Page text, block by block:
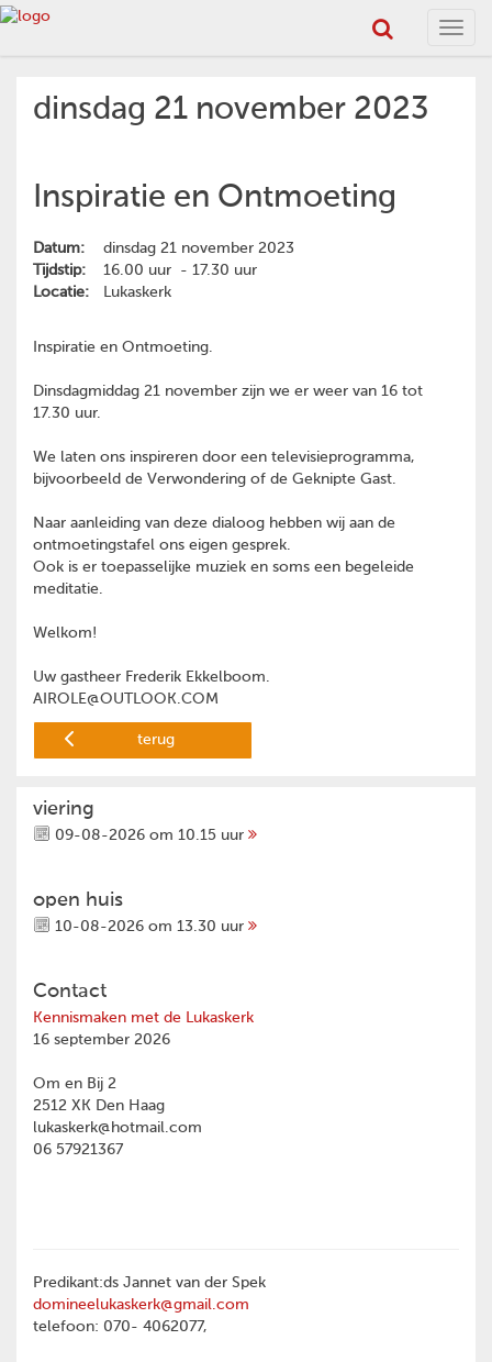
dinsdag 21 november 2023
Inspiratie en Ontmoeting
Datum:
dinsdag 21 november 2023
Tijdstip:
16.00 uur - 17.30 uur
Locatie:
Lukaskerk
Inspiratie en Ontmoeting.
Dinsdagmiddag 21 november zijn we er weer van 16 tot
17.30 uur.
We laten ons inspireren door een televisieprogramma,
bijvoorbeeld de Verwondering of de Geknipte Gast.
Naar aanleiding van deze dialoog hebben wij aan de
ontmoetingstafel ons eigen gesprek.
Ook is er toepasselijke muziek en soms een begeleide
meditatie.
Welkom!
Uw gastheer Frederik Ekkelboom.
AIROLE@OUTLOOK.COM
terug
viering
09-08-2026 om 10.15 uur
open huis
10-08-2026 om 13.30 uur
Contact
Kennismaken met de Lukaskerk
16 september 2026
Om en Bij 2
2512 XK Den Haag
lukaskerk@hotmail.com
06 57921367
Predikant:ds Jannet van der Spek
domineelukaskerk@gmail.com
telefoon: 070- 4062077,